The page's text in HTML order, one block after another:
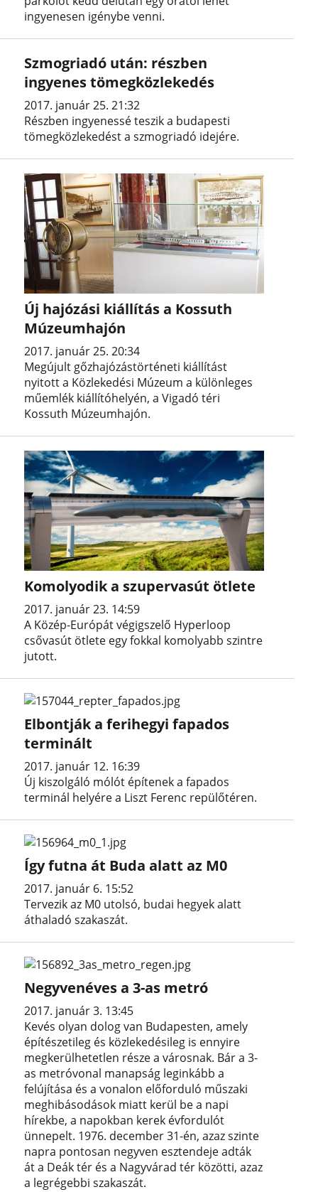
ingyenesen igénybe venni.
Szmogriadó után: részben
ingyenes tömegközlekedés
2017. január 25. 21:32
Részben ingyenessé teszik a budapesti
tömegközlekedést a szmogriadó idejére.
Új hajózási kiállítás a Kossuth
Múzeumhajón
2017. január 25. 20:34
Megújult gőzhajózástörténeti kiállítást
nyitott a Közlekedési Múzeum a különleges
műemlék kiállítóhelyén, a Vigadó téri
Kossuth Múzeumhajón.
Komolyodik a szupervasút ötlete
2017. január 23. 14:59
A Közép-Európát végigszelő Hyperloop
csővasút ötlete egy fokkal komolyabb szintre
jutott.
Elbontják a ferihegyi fapados
terminált
2017. január 12. 16:39
Új kiszolgáló mólót építenek a fapados
terminál helyére a Liszt Ferenc repülőtéren.
Így futna át Buda alatt az M0
2017. január 6. 15:52
Tervezik az M0 utolsó, budai hegyek alatt
áthaladó szakaszát.
Negyvenéves a 3-as metró
2017. január 3. 13:45
Kevés olyan dolog van Budapesten, amely
építészetileg és közlekedésileg is ennyire
megkerülhetetlen része a városnak. Bár a 3-
as metróvonal manapság leginkább a
felújítása és a vonalon előforduló műszaki
meghibásodások miatt kerül be a napi
hírekbe, a napokban kerek évfordulót
ünnepelt. 1976. december 31-én, azaz szinte
napra pontosan negyven esztendeje adták
át a Deák tér és a Nagyvárad tér közötti, azaz
a legrégebbi szakaszát.